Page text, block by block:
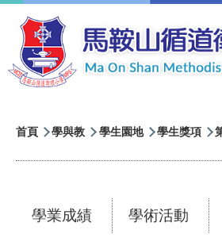
移至主內容
導
航
結
首頁 學與教 學生園地 學生獎項
學業成績 學術活動